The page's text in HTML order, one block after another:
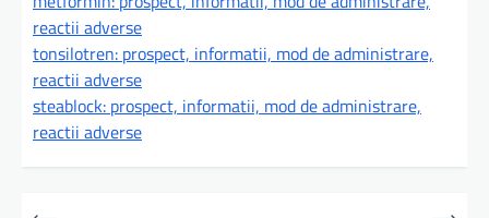
reactii adverse
tonsilotren: prospect, informatii, mod de administrare,
reactii adverse
steablock: prospect, informatii, mod de administrare,
reactii adverse
N